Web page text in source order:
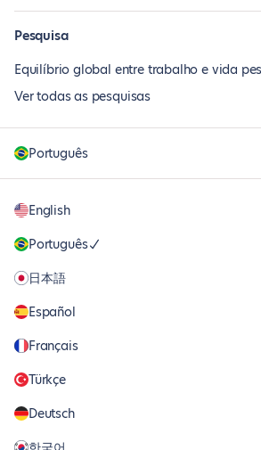
Pesquisa
Equilíbrio global entre trabalho e vida
Ver todas as pesquisas
Português
English
Português
日本語
Español
Français
Türkçe
Deutsch